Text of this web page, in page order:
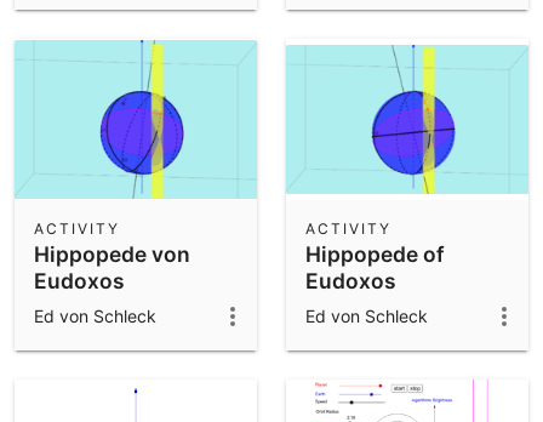
Hippopede von
Eudoxos
ACTIVITY
Ed von Schleck
Hippopede of
Eudoxos
ACTIVITY
Ed von Schleck